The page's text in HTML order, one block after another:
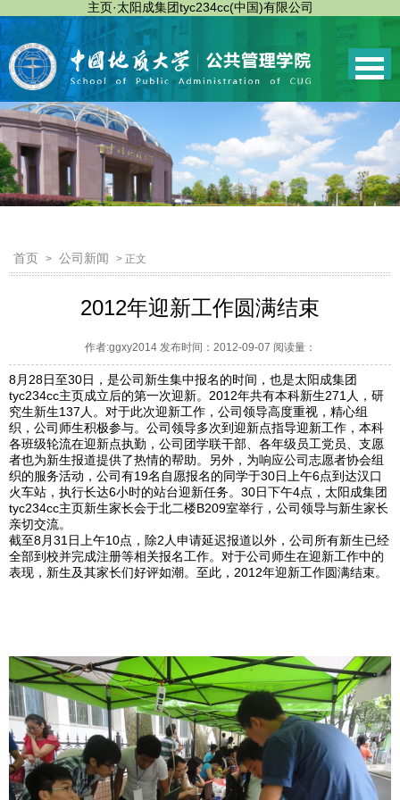
主页·太阳成集团tyc234cc(中国)有限公司
首页 > 公司新闻 > 正文
2012年迎新工作圆满结束
作者:ggxy2014 发布时间：2012-09-07 阅读量：
8月28日至30日，是公司新生集中报名的时间，也是太阳成集团
tyc234cc主页成立后的第一次迎新。2012年共有本科新生271人，研
究生新生137人。对于此次迎新工作，公司领导高度重视，精心组
织，公司师生积极参与。公司领导多次到迎新点指导迎新工作，本科
各班级轮流在迎新点执勤，公司团学联干部、各年级员工党员、支愿
者也为新生报道提供了热情的帮助。另外，为响应公司志愿者协会组
织的服务活动，公司有19名自愿报名的同学于30日上午6点到达汉口
火车站，执行长达6小时的站台迎新任务。30日下午4点，太阳成集团
tyc234cc主页新生家长会于北二楼B209室举行，公司领导与新生家长
亲切交流。
截至8月31日上午10点，除2人申请延迟报道以外，公司所有新生已经
全部到校并完成注册等相关报名工作。对于公司师生在迎新工作中的
表现，新生及其家长们好评如潮。至此，2012年迎新工作圆满结束。